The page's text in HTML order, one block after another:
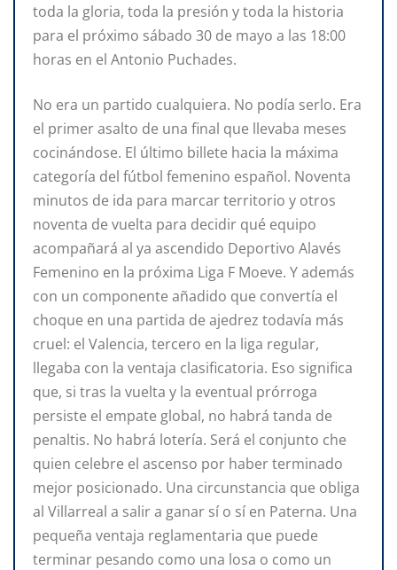
toda la gloria, toda la presión y toda la historia
para el próximo sábado 30 de mayo a las 18:00
horas en el Antonio Puchades.
No era un partido cualquiera. No podía serlo. Era
el primer asalto de una final que llevaba meses
cocinándose. El último billete hacia la máxima
categoría del fútbol femenino español. Noventa
minutos de ida para marcar territorio y otros
noventa de vuelta para decidir qué equipo
acompañará al ya ascendido Deportivo Alavés
Femenino en la próxima Liga F Moeve. Y además
con un componente añadido que convertía el
choque en una partida de ajedrez todavía más
cruel: el Valencia, tercero en la liga regular,
llegaba con la ventaja clasificatoria. Eso significa
que, si tras la vuelta y la eventual prórroga
persiste el empate global, no habrá tanda de
penaltis. No habrá lotería. Será el conjunto che
quien celebre el ascenso por haber terminado
mejor posicionado. Una circunstancia que obliga
al Villarreal a salir a ganar sí o sí en Paterna. Una
pequeña ventaja reglamentaria que puede
terminar pesando como una losa o como un